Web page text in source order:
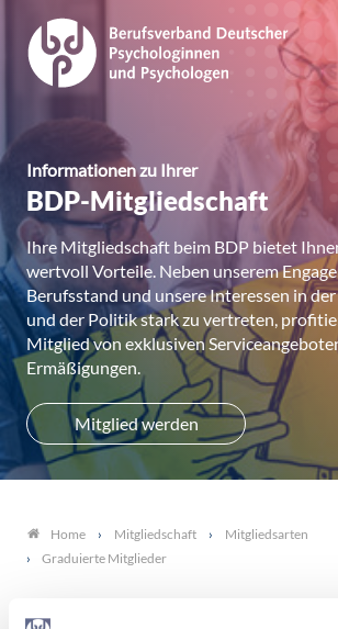
Informationen zu Ihrer
BDP-Mitgliedschaft
Ihre Mitgliedschaft beim BDP bietet
wertvoll Vorteile. Neben unserem
Berufsstand und unsere Interessen in
und der Politik stark zu vertreten,
Mitglied von exklusiven
Ermäßigungen.
Mitglied werden
Home Mitgliedschaft
Mitgliedsarten
Graduierte Mitglieder